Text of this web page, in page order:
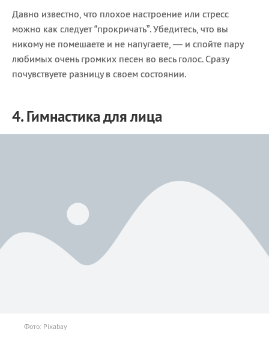
Давно известно, что плохое настроение или стресс
можно как следует “прокричать”. Убедитесь, что вы
никому не помешаете и не напугаете, — и спойте пару
любимых очень громких песен во весь голос. Сразу
почувствуете разницу в своем состоянии.
4. Гимнастика для лица
Фото: Pixabay